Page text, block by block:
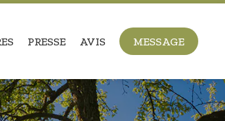
PRESSE AVIS MESSAGE